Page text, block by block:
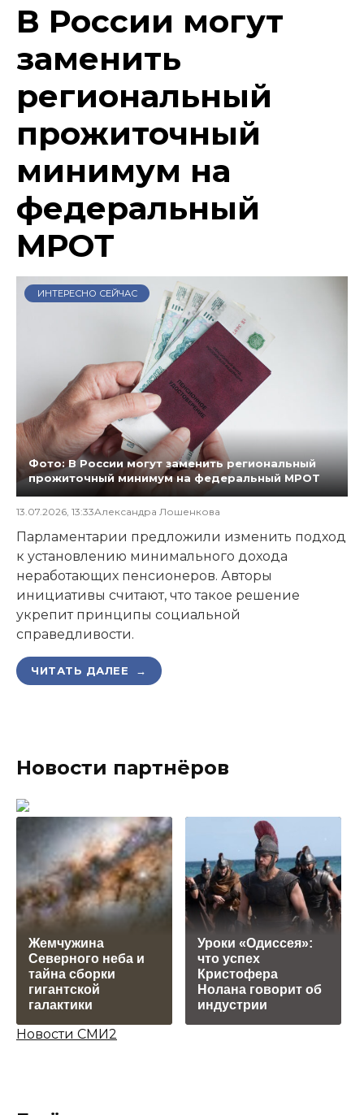
В России могут
заменить
региональный
прожиточный
минимум на
федеральный
МРОТ
ИНТЕРЕСНО СЕЙЧАС
Фото: В России могут заменить региональный
прожиточный минимум на федеральный МРОТ
13.07.2026, 13:33Александра Лошенкова
Парламентарии предложили изменить подход
к установлению минимального дохода
неработающих пенсионеров. Авторы
инициативы считают, что такое решение
укрепит принципы социальной
справедливости.
ЧИТАТЬ ДАЛЕЕ →
Новости партнёров
Жемчужина
Северного неба и
тайна сборки
гигантской
галактики
Уроки «Одиссея»:
что успех
Кристофера
Нолана говорит об
индустрии
Новости СМИ2